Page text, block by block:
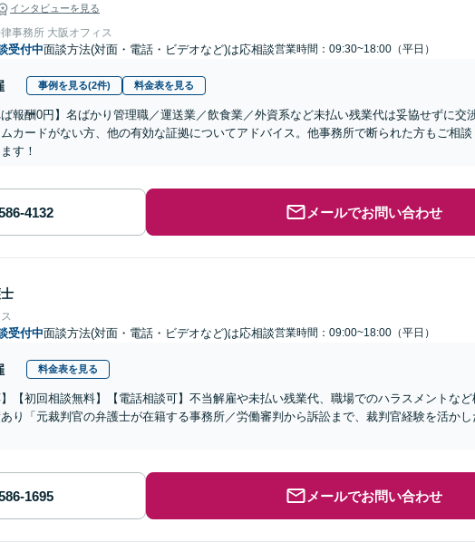
インタビューを見る
事務所 大阪オフィス
受付中面談方法(対面・電話・ビデオなど)は応相談営業時間：09:30~18:00（平日）
事例を見る(2件) 料金表を見る
ば報酬0円】名ばかり管理職／運送業／飲食業／外資系など未払い残業代は妥協せずに交
カードがない方、他の有効な証拠についてアドバイス。他事務所で断られた方もご相
す！
メールでお問い合わせ
受付中面談方法(対面・電話・ビデオなど)は応相談営業時間：09:00~18:00（平日）
料金表を見る
】【初回相談無料】【電話相談可】不当解雇や未払い残業代、職場でのハラスメントな
り「元裁判官の弁護士が在籍する事務所／労働審判から訴訟まで、裁判官経験を活か
メールでお問い合わせ